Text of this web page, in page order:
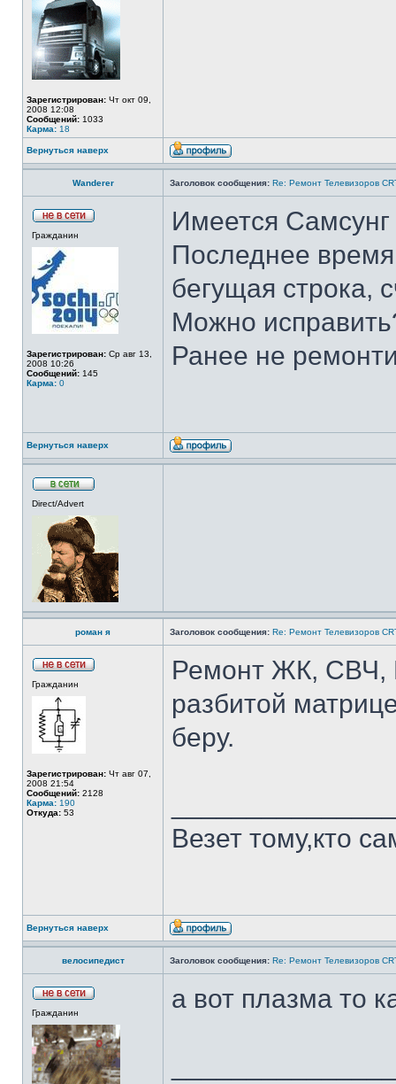
Зарегистрирован: Чт окт 09,
2008 12:08
Сообщений: 1033
Карма: 18
Вернуться наверх
Wanderer Заголовок сообщения: Re: Ремонт Телевизоров
Гражданин
Зарегистрирован: Ср авг 13,
2008 10:26
Сообщений: 145
Карма: 0
Имеется
Последнее
бегущая строка,
Можно
Ранее не
Вернуться наверх
Direct/Advert
роман я Заголовок сообщения: Re: Ремонт Телевизоров
Гражданин
Зарегистрирован: Чт авг 07,
2008 21:54
Сообщений: 2128
Карма: 190
Откуда: 53
Ремонт ЖК, СВЧ,
разбитой
беру.
Везет тому,кто
Вернуться наверх
велосипедист Заголовок сообщения: Re: Ремонт Телевизоров
Гражданин а вот плазма то